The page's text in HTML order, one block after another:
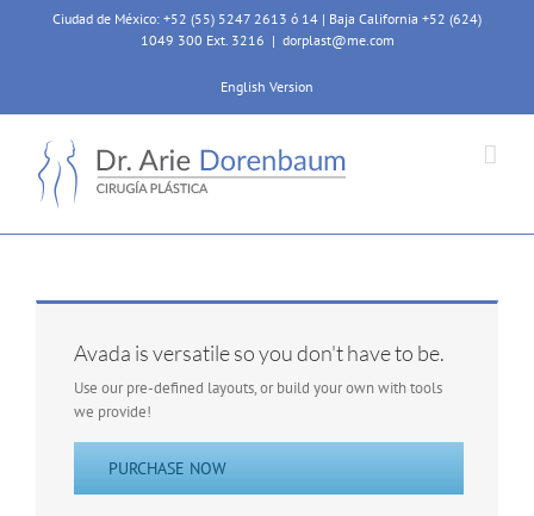
Ciudad de México: +52 (55) 5247 2613 ó 14 | Baja California +52 (624)
1049 300 Ext. 3216 | dorplast@me.com
English Version
Avada is versatile so you don't have to be.
Use our pre-defined layouts, or build your own with tools
we provide!
PURCHASE NOW